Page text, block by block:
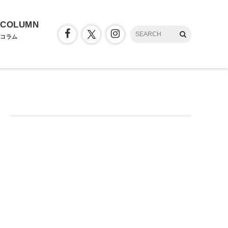
COLUMN
コラム